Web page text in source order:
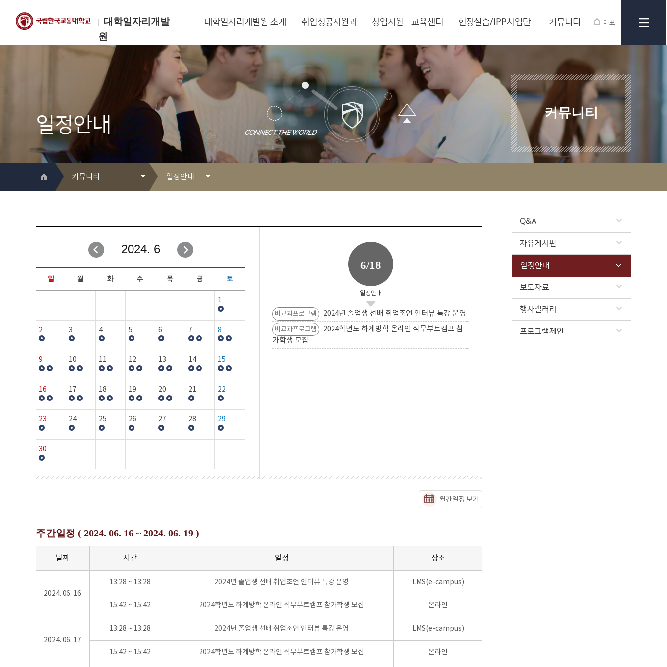
대학일자리개발
원
대표
한국교통대학교
대학일자리개발원
대학일자리개발원 소개 취업성공지원과 창업지원·교육센터 현장실습/IPP사업단 커뮤니티
일정안내
커뮤니티
커뮤니티
취업성공지원과
창업지원·교육센터
현장실습/IPP사업단
커뮤니티
일정안내
자유게시판
일정안내
보도자료
행사갤러리
Q&A
자유게시판
일정안내
보도자료
행사갤러리
프로그램제안
2024. 6
일 월 화 수 목 금 토
1
2 3 4 5 6 7 8
9 10 11 12 13 14 15
16 17 18 19 20 21 22
23 24 25 26 27 28 29
30
6/18
일정안내
비교과프로그램 2024년 졸업생 선배 취업조언 인터뷰 특강 운영
비교과프로그램
2024학년도 하계방학 온라인 직무부트캠프 참
가학생 모집
월간일정 보기
주간일정 ( 2024. 06. 16 ~ 2024. 06. 19 )
날짜 시간 일정 장소
2024. 06. 16
13:28 ~ 13:28 2024년 졸업생 선배 취업조언 인터뷰 특강 운영 LMS(e-campus)
15:42 ~ 15:42 2024학년도 하계방학 온라인 직무부트캠프 참가학생 모집 온라인
2024. 06. 17
13:28 ~ 13:28 2024년 졸업생 선배 취업조언 인터뷰 특강 운영 LMS(e-campus)
15:42 ~ 15:42 2024학년도 하계방학 온라인 직무부트캠프 참가학생 모집 온라인